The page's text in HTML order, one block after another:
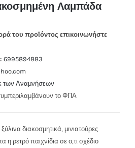
Λαμπάδα
του προϊόντος επικοινωνήστε
6995894883
των Αναμνήσεων
το ΦΠΑ
διακοσμητικά, μινιατούρες
ρετρό παιχνίδια σε ο,τι σχέδιο